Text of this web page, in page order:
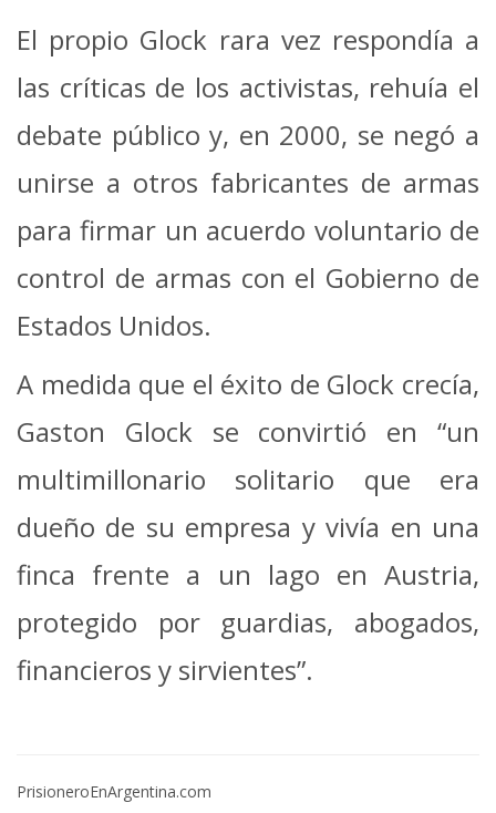
El propio Glock rara vez respondía a
las críticas de los activistas, rehuía el
debate público y, en 2000, se negó a
unirse a otros fabricantes de armas
para firmar un acuerdo voluntario de
control de armas con el Gobierno de
Estados Unidos.
A medida que el éxito de Glock crecía,
Gaston Glock se convirtió en “un
multimillonario solitario que era
dueño de su empresa y vivía en una
finca frente a un lago en Austria,
protegido por guardias, abogados,
financieros y sirvientes”.
PrisioneroEnArgentina.com